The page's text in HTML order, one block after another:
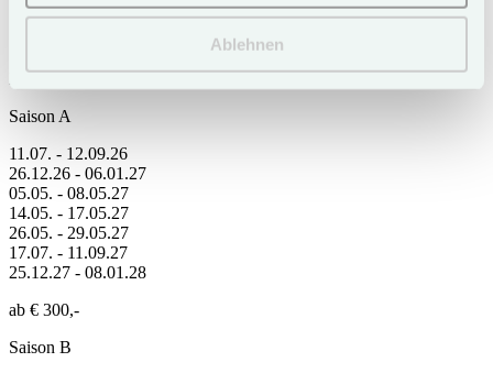
Ablehnen
Bademäntel
Saison A
11.07. - 12.09.26
26.12.26 - 06.01.27
05.05. - 08.05.27
14.05. - 17.05.27
26.05. - 29.05.27
17.07. - 11.09.27
25.12.27 - 08.01.28
ab € 300,-
Saison B